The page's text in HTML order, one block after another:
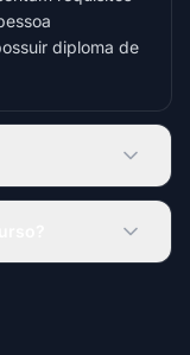
diploma de